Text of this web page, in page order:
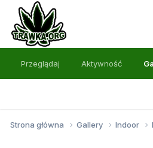
Przeglądaj Aktywność
Strona główna Gallery Indoor